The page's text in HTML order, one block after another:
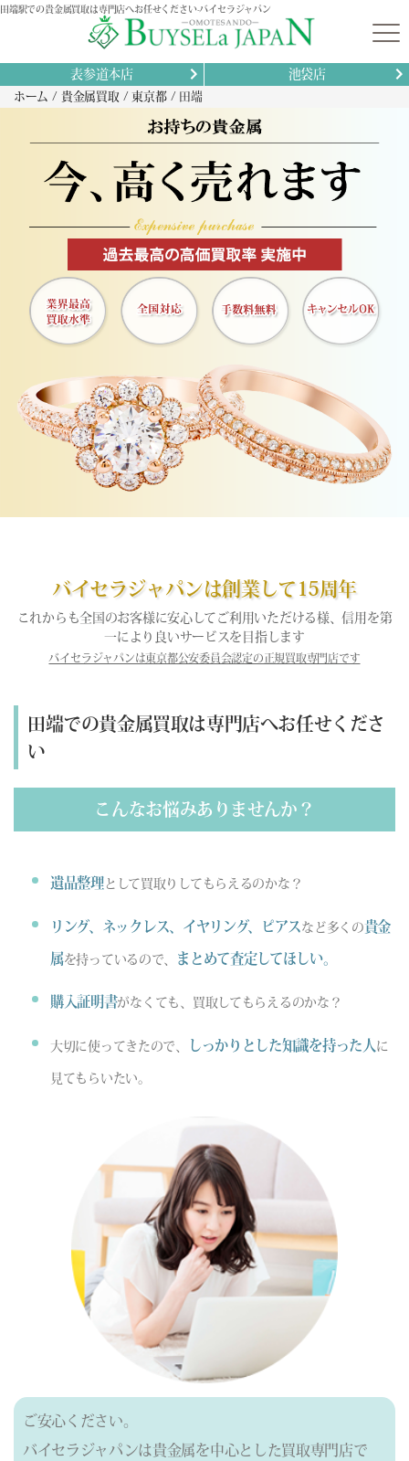
田端駅での貴金属買取は専門店へお任せください-バイセラジャパン
表参道本店 池袋店
ホーム 貴金属買取 東京都 田端
バイセラジャパンは創業して15周年
これからも全国のお客様に安心してご利用いただける様、信用を第
一により良いサービスを目指します
バイセラジャパンは東京都公安委員会認定の正規買取専門店です
田端での貴金属買取は専門店へお任せくださ
い
こんなお悩みありませんか？
遺品整理として買取りしてもらえるのかな？
リング、ネックレス、イヤリング、ピアス など多くの貴金
属を持っているので、 まとめて査定してほしい。
購入証明書がなくても、買取してもらえるのかな？
大切に使ってきたので、 しっかりとした知識を持った人 に
見てもらいたい。
ご安心ください。
バイセラジャパンは貴金属を中心とした買取専門店で